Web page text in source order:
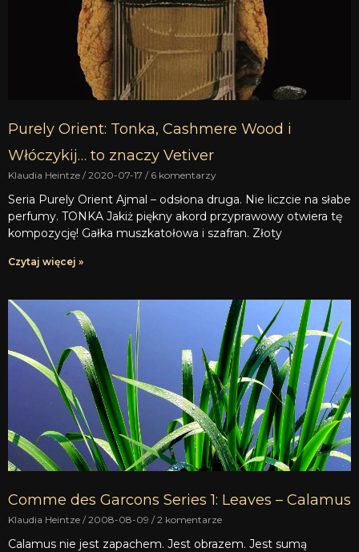
Purely Orient: Tonka, Cashmere Wood i
Włóczykij… to znaczy Vetiver
Klaudia Heintze 2020-07-17 6 komentarzy
Seria Purely Orient Ajmal – odsłona druga. Nie liczcie na słabe
perfumy. TONKA Jakiż piękny akord przyprawowy otwiera tę
kompozycję! Gałka muszkatołowa i szafran. Złoty
Czytaj więcej »
Comme des Garcons Series 1: Leaves – Calamus
Klaudia Heintze 2008-08-09 2 komentarze
Calamus nie jest zapachem. Jest obrazem. Jest sumą